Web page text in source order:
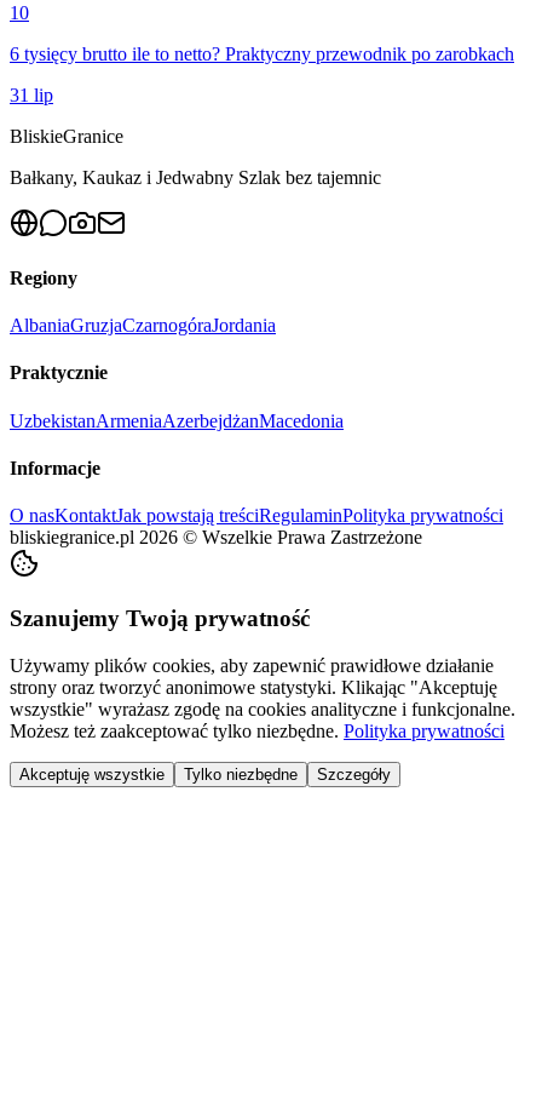
10
6 tysięcy brutto ile to netto? Praktyczny przewodnik po zarobkach
31 lip
BliskieGranice
Bałkany, Kaukaz i Jedwabny Szlak bez tajemnic
Regiony
AlbaniaGruzjaCzarnogóraJordania
Praktycznie
UzbekistanArmeniaAzerbejdżanMacedonia
Informacje
O nasKontaktJak powstają treściRegulaminPolityka prywatności
bliskiegranice.pl 2026 © Wszelkie Prawa Zastrzeżone
Szanujemy Twoją prywatność
Używamy plików cookies, aby zapewnić prawidłowe działanie
strony oraz tworzyć anonimowe statystyki. Klikając "Akceptuję
wszystkie" wyrażasz zgodę na cookies analityczne i funkcjonalne.
Możesz też zaakceptować tylko niezbędne. Polityka prywatności
Akceptuję wszystkie Tylko niezbędne Szczegóły